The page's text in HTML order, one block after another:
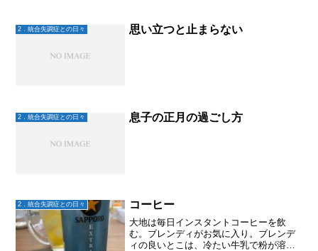
2．統合失調症との日々 思い立つと止まらない
2．統合失調症との日々 息子の正月の過ごし方
2．統合失調症との日々 コーヒー
大地は毎日インスタントコーヒーを飲
む。ブレンディがお気に入り。ブレンデ
ィの良いとこは、冷たい牛乳で粉が溶